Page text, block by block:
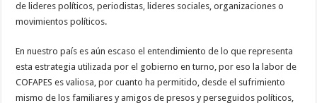
de lideres políticos, periodistas, lideres sociales, organizaciones o
movimientos políticos.
En nuestro país es aún escaso el entendimiento de lo que representa
esta estrategia utilizada por el gobierno en turno, por eso la labor de
COFAPES es valiosa, por cuanto ha permitido, desde el sufrimiento
mismo de los familiares y amigos de presos y perseguidos políticos,